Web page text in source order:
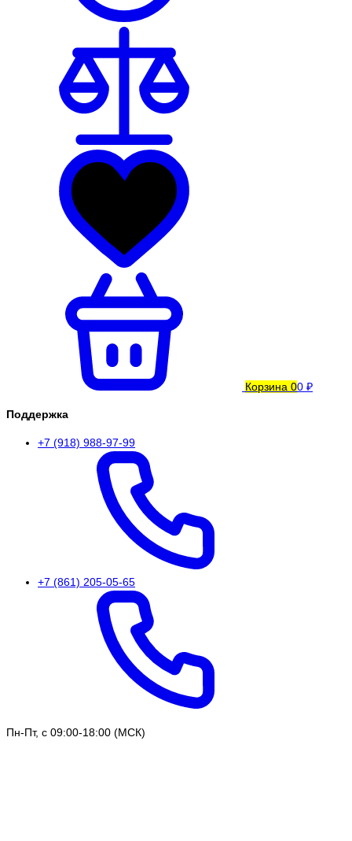
Корзина 00 ₽
Поддержка
+7 (918) 988-97-99
+7 (861) 205-05-65
Пн-Пт, с 09:00-18:00 (МСК)